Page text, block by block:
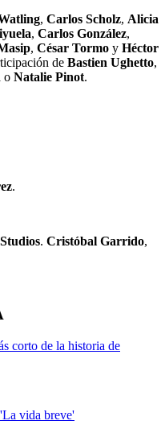
, Carlos Scholz, Alicia
, Carlos González,
, César Tormo y Héctor
de Bastien Ughetto,
o Natalie Pinot.
.
. Cristóbal Garrido,